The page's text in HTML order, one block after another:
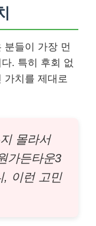
분들이 가장 먼
. 특히 후회 없
가치를 제대로
몰라서
가든타운3
, 이런 고민